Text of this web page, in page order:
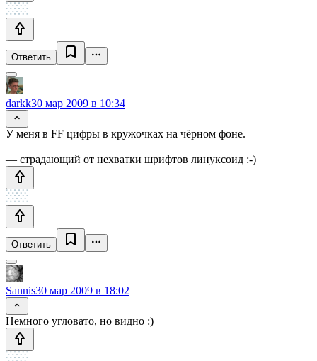
Ответить
darkk30 мар 2009 в 10:34
У меня в FF цифры в кружочках на чёрном фоне.
— страдающий от нехватки шрифтов линуксоид :-)
Ответить
Sannis30 мар 2009 в 18:02
Немного угловато, но видно :)